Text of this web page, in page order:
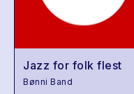
Jazz for folk flest
Bønni Band